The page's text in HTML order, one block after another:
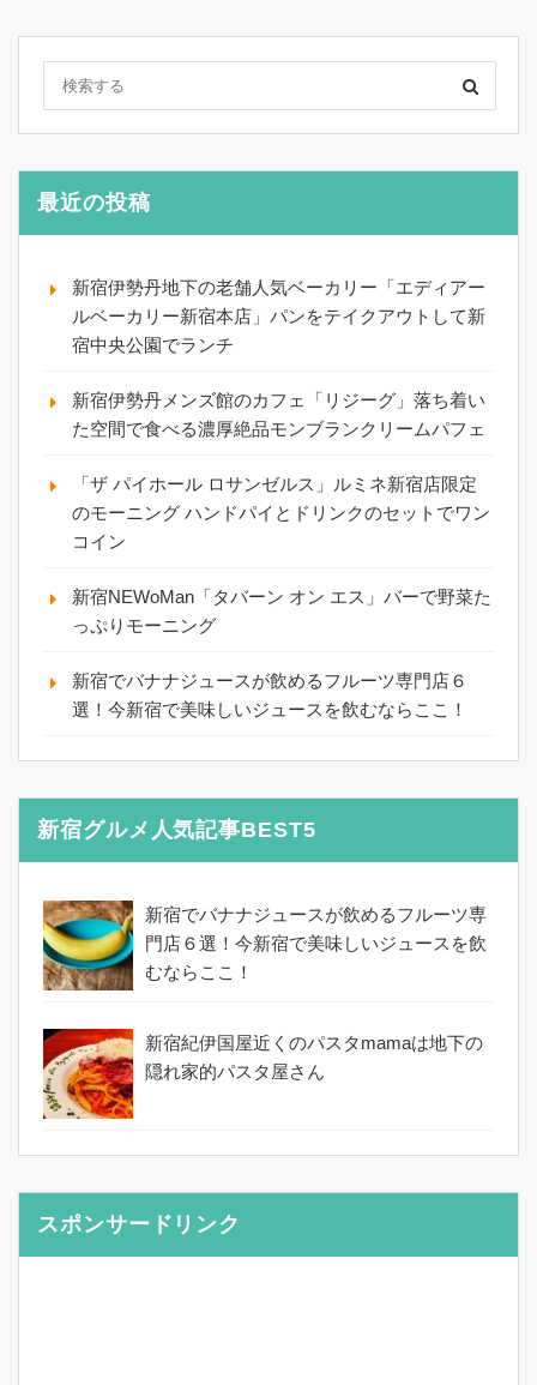
最近の投稿
新宿伊勢丹地下の老舗人気ベーカリー「エディアー
ルベーカリー新宿本店」パンをテイクアウトして新
宿中央公園でランチ
新宿伊勢丹メンズ館のカフェ「リジーグ」落ち着い
た空間で食べる濃厚絶品モンブランクリームパフェ
「ザ パイホール ロサンゼルス」ルミネ新宿店限定
のモーニング ハンドパイとドリンクのセットでワン
コイン
新宿NEWoMan「タバーン オン エス」バーで野菜た
っぷりモーニング
新宿でバナナジュースが飲めるフルーツ専門店６
選！今新宿で美味しいジュースを飲むならここ！
新宿グルメ人気記事BEST5
新宿でバナナジュースが飲めるフルーツ専
門店６選！今新宿で美味しいジュースを飲
むならここ！
新宿紀伊国屋近くのパスタmamaは地下の
隠れ家的パスタ屋さん
スポンサードリンク